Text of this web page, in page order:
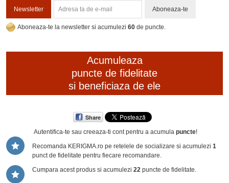
Newsletter Aboneaza-te
Aboneaza-te la newsletter si acumulezi 60 de puncte.
Acumuleaza
puncte de fidelitate
si beneficiaza de ele
Share
Autentifica-te sau creeaza-ti contpentru a acumula puncte!
Recomanda KERIGMA.ro pe retelele de socializare si acumulezi 1
punct de fidelitate pentru fiecare recomandare.
Cumpara acest produs si acumulezi 22 puncte de fidelitate.